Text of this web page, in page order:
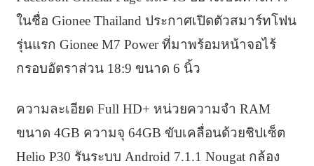
ในชื่อ Gionee Thailand ประกาศเปิดตัวสมาร์ทโฟน
รุ่นแรก Gionee M7 Power ที่มาพร้อมหน้าจอไร้
กรอบอัตราส่วน 18:9 ขนาด 6 นิ้ว
ความละเอียด Full HD+ หน่วยความจำ RAM
ขนาด 4GB ความจุ 64GB ขับเคลื่อนด้วยชิปเซ็ต
Helio P30 รันระบบ Android 7.1.1 Nougat กล้อง